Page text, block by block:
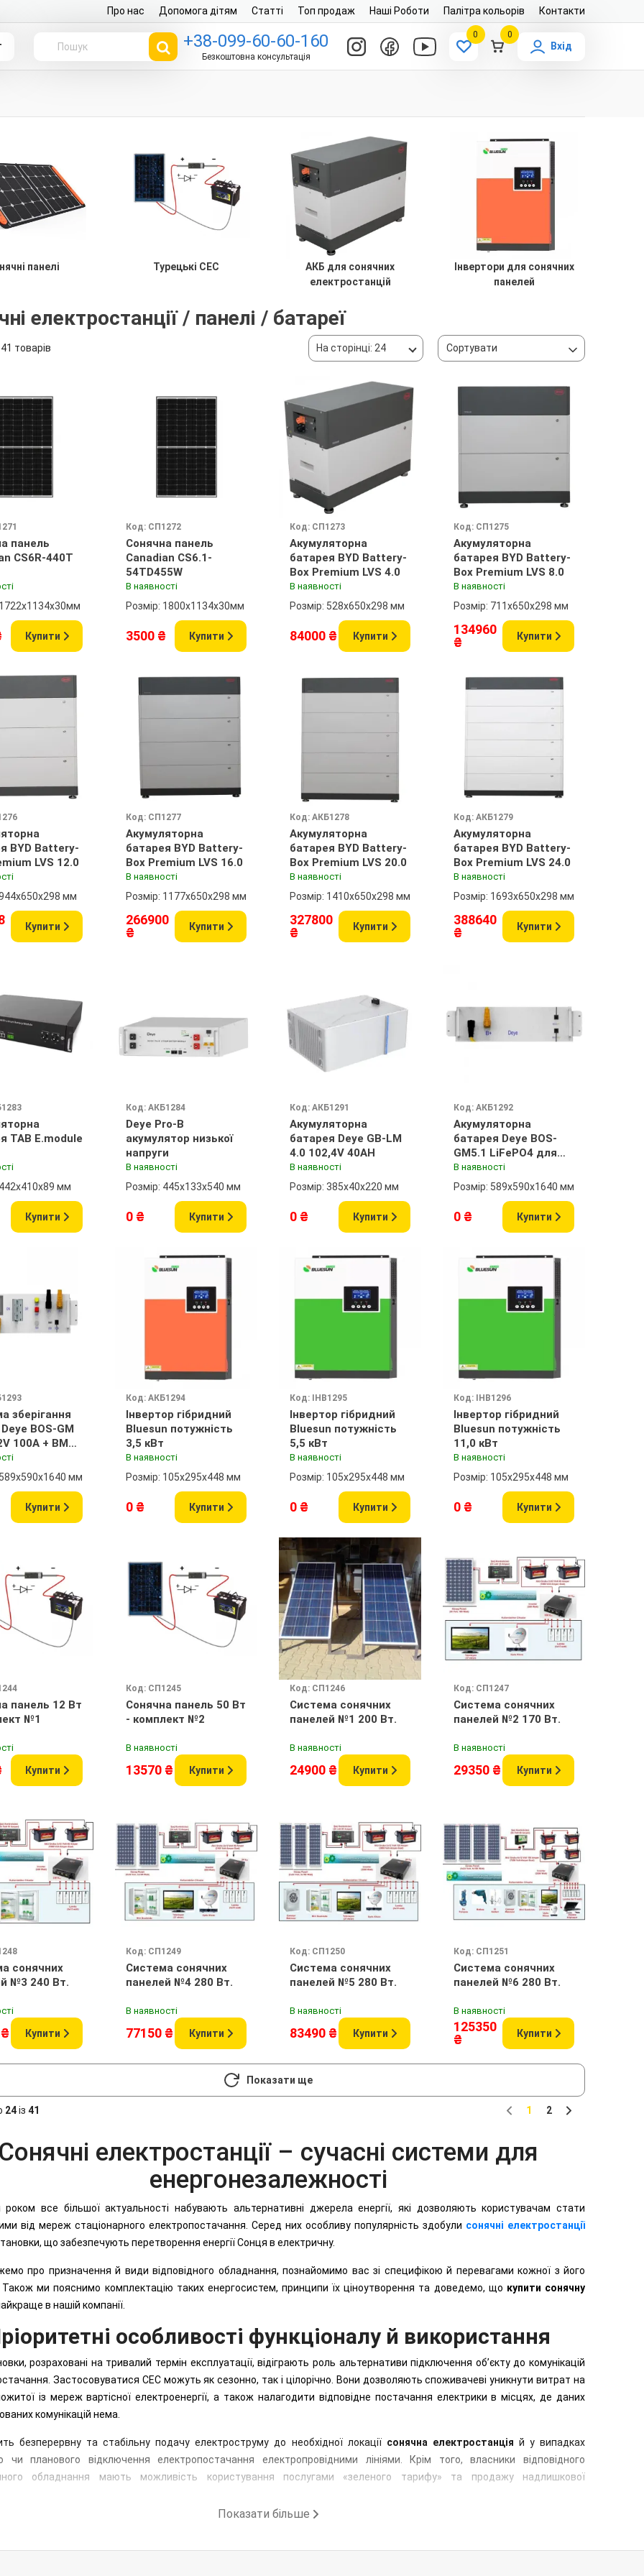
Про нас Допомога дітям Статті Топ продаж Наші Роботи Палітра кольорів Контакти
+38-099-60-60-160
Безкоштовна консультація
0 0
Вхід
панелі Турецькі СЕС
АКБ для сонячних
електростанцій
Інвертори для сонячних
панелей
електростанції / панелі / батареї
товарів На сторінці: 24 Сортувати
панель
CS6R-440T
Купити
Код: СП1272
Сонячна панель
Canadian CS6.1-
54TD455W
В наявності
Розмір: 1800х1134х30мм
3500 ₴ Купити
Код: СП1273
Акумуляторна
батарея BYD Battery-
Box Premium LVS 4.0
В наявності
Розмір: 528x650x298 мм
84000 ₴ Купити
Код: СП1275
Акумуляторна
батарея BYD Battery-
Box Premium LVS 8.0
В наявності
Розмір: 711x650x298 мм
134960
₴
Купити
BYD Battery-
LVS 12.0
мм
Купити
Код: СП1277
Акумуляторна
батарея BYD Battery-
Box Premium LVS 16.0
В наявності
Розмір: 1177x650x298 мм
266900
₴
Купити
Код: АКБ1278
Акумуляторна
батарея BYD Battery-
Box Premium LVS 20.0
В наявності
Розмір: 1410x650x298 мм
327800
₴
Купити
Код: АКБ1279
Акумуляторна
батарея BYD Battery-
Box Premium LVS 24.0
В наявності
Розмір: 1693x650x298 мм
388640
₴
Купити
TAB E.module
мм
Купити
Код: АКБ1284
Deye Pro-B
акумулятор низької
напруги
В наявності
Розмір: 445x133x540 мм
0 ₴ Купити
Код: АКБ1291
Акумуляторна
батарея Deye GB-LM
4.0 102,4V 40AH
В наявності
Розмір: 385x40x220 мм
0 ₴ Купити
Код: АКБ1292
Акумуляторна
батарея Deye BOS-
GM5.1 LiFePO4 для
високовольтних
інверторів
В наявності
Розмір: 589x590x1640 мм
0 ₴ Купити
зберігання
Deye BOS-GM
100A + BMS
мм
Купити
Код: АКБ1294
Інвертор гібридний
Bluesun потужність
3,5 кВт
В наявності
Розмір: 105х295х448 мм
0 ₴ Купити
Код: ІНВ1295
Інвертор гібридний
Bluesun потужність
5,5 кВт
В наявності
Розмір: 105х295х448 мм
0 ₴ Купити
Код: ІНВ1296
Інвертор гібридний
Bluesun потужність
11,0 кВт
В наявності
Розмір: 105х295х448 мм
0 ₴ Купити
панель 12 Вт
№1
Купити
Код: СП1245
Сонячна панель 50 Вт
- комплект №2
В наявності
13570 ₴ Купити
Код: СП1246
Система сонячних
панелей №1 200 Вт.
В наявності
24900 ₴ Купити
Код: СП1247
Система сонячних
панелей №2 170 Вт.
В наявності
29350 ₴ Купити
сонячних
№3 240 Вт.
Купити
Код: СП1249
Система сонячних
панелей №4 280 Вт.
В наявності
77150 ₴ Купити
Код: СП1250
Система сонячних
панелей №5 280 Вт.
В наявності
83490 ₴ Купити
Код: СП1251
Система сонячних
панелей №6 280 Вт.
В наявності
125350
₴
Купити
Показати ще
24із 41
1
2
Сонячні електростанції – сучасні системи для
енергонезалежності
все більшої актуальності набувають альтернативні джерела енергії, які дозволяють користувачам стати
від мереж стаціонарного електропостачання. Серед них особливу популярність здобули сонячні електростанції
що забезпечують перетворення енергії Сонця в електричну.
про призначення й види відповідного обладнання, познайомимо вас зі специфікою й перевагами кожної з його
Також ми пояснимо комплектацію таких енергосистем, принципи їх ціноутворення та доведемо, що купити сонячну
в нашій компанії.
особливості функціоналу й використання
розраховані на тривалий термін експлуатації, відіграють роль альтернативи підключення об’єкту до комунікацій
Застосовуватися СЕС можуть як сезонно, так і цілорічно. Вони дозволяють споживачеві уникнути витрат на
із мереж вартісної електроенергії, а також налагодити відповідне постачання електрики в місцях, де даних
комунікацій нема.
безперервну та стабільну подачу електроструму до необхідної локації сонячна електростанція й у випадках
чи планового відключення електропостачання електропровідними лініями. Крім того, власники відповідного
обладнання мають можливість користування послугами «зеленого тарифу» та продажу надлишкової
Показати більше